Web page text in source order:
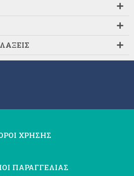
ΧΡΗΣΗΣ
ΠΑΡΑΓΓΕΛΙΑΣ